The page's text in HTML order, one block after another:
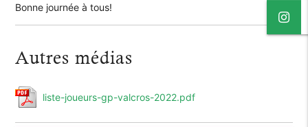
Bonne journée à tous!
Autres médias
liste-joueurs-gp-valcros-2022.pdf